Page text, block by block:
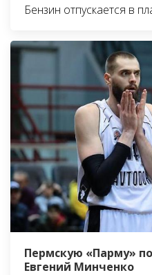
Бензин отпускается в
Пермскую «Парму»
Евгений Минченко